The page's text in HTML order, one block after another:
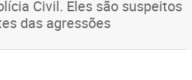
Civil. Eles são suspeitos
das agressões